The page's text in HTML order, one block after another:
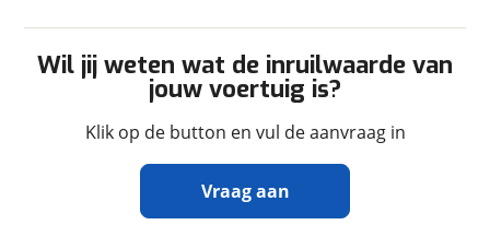
In- en exterieur
Stahoogte
195 cm
Middenopstelling
Ronde zit
Wil jij weten wat de inruilwaarde van
jouw voertuig is?
Klik op de button en vul de aanvraag in
Vraag aan